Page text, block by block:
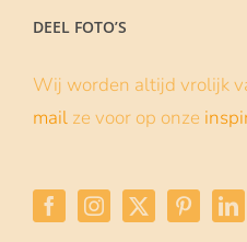
DEEL FOTO’S
Wij worden altijd vrolijk
mail ze voor op onze